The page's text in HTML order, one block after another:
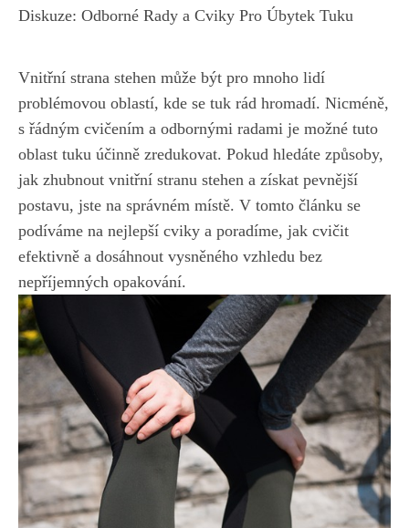
Diskuze: Odborné Rady a Cviky Pro Úbytek Tuku
Vnitřní strana⁤ stehen může být pro mnoho‌ lidí
problémovou⁢ oblastí, ⁣kde se ‍tuk rád hromadí. ⁤Nicméně,
s řádným ‌cvičením a odbornými radami je možné tuto
oblast‍ tuku účinně ‌zredukovat.⁣ Pokud hledáte způsoby,
‍jak‌ zhubnout ‌vnitřní stranu⁢ stehen a získat​ pevnější
postavu, jste ⁤na správném místě. V tomto článku se​
podíváme ‍na nejlepší cviky a poradíme, jak cvičit⁤
efektivně a ‌dosáhnout vysněného‌ vzhledu bez
nepříjemných opakování.